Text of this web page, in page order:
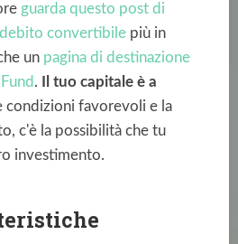
guarda questo post di
debito convertibilepiù in
un pagina di destinazione
.
Il tuo capitale è a
condizioni favorevoli e la
c'è la possibilità che tu
investimento.